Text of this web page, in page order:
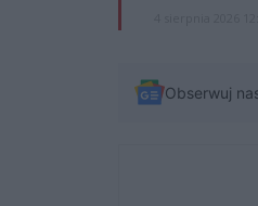
Obserwuj